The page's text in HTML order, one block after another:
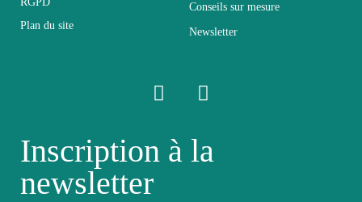
Non Empilable
Garantie
Plan du site
Conseils sur mesure
Newsletter
Inscription à la
newsletter